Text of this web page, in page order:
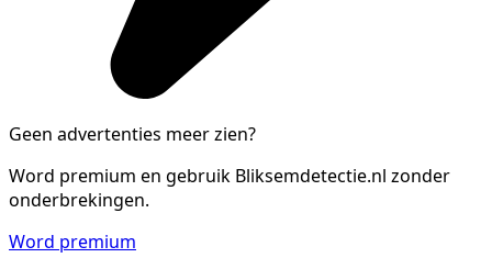
Geen advertenties meer zien?
Word premium en gebruik Bliksemdetectie.nl zonder
onderbrekingen.
Word premium